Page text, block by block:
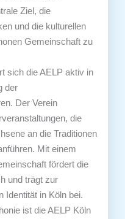
Ziel, die
und die kulturellen
Gemeinschaft zu
sich die AELP aktiv in
der
Der Verein
die
an die Traditionen
Mit einem
fördert die
und trägt zur
Identität in Köln bei.
ist die AELP Köln